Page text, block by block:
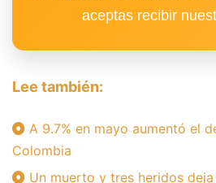
aceptas recibir
Lee también:
A 9.7% en mayo aumentó el
Colombia
Un muerto y tres heridos